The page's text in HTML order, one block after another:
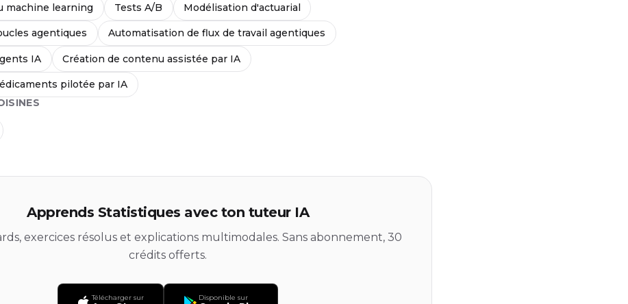
machine learning Tests A/B Modélisation d'actuarial
agentiques Automatisation de flux de travail agentiques
IA Création de contenu assistée par IA
pilotée par IA
Apprends Statistiques avec ton tuteur IA
exercices résolus et explications multimodales. Sans abonnement, 30
crédits offerts.
Télécharger sur Disponible sur